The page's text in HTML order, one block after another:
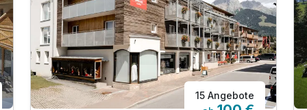
15 Angebote